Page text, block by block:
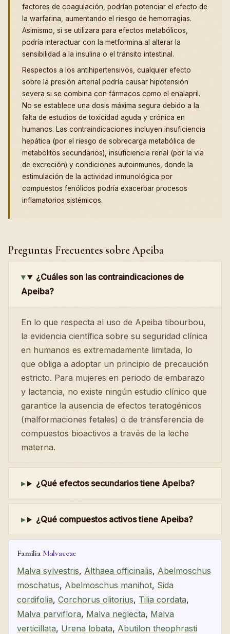
factores de coagulación, podrían potenciar el efecto de
la warfarina, aumentando el riesgo de hemorragias.
Asimismo, si se utilizara para efectos metabólicos,
podría interactuar con la metformina al alterar la
sensibilidad a la insulina o el tránsito intestinal.
Respectos a los antihipertensivos, cualquier efecto
sobre la presión arterial podría causar hipotensión
severa si se combina con fármacos como el enalapril.
No se establece una dosis máxima segura debido a la
falta de estudios de toxicidad aguda y crónica en
humanos. Las contraindicaciones incluyen insuficiencia
hepática (por el riesgo de sobrecarga metabólica de
metabolitos secundarios), insuficiencia renal (por la vía
de excreción) y condiciones autoinmunes, donde la
estimulación de la actividad inmunológica por
compuestos fenólicos podría exacerbar procesos
inflamatorios sistémicos.
Preguntas Frecuentes sobre Apeiba
¿Cuáles son las contraindicaciones de
Apeiba?
En lo que respecta al uso de Apeiba tibourbou,
la evidencia científica sobre su seguridad clínica
en humanos es extremadamente limitada, lo
que obliga a adoptar un principio de precaución
estricto. Para mujeres en periodo de embarazo
y lactancia, no existe ningún estudio clínico que
garantice la ausencia de efectos teratogénicos
(malformaciones fetales) o de transferencia de
compuestos bioactivos a través de la leche
materna.
¿Qué efectos secundarios tiene Apeiba?
¿Qué compuestos activos tiene Apeiba?
Familia Malvaceae
Malva sylvestris, Althaea officinalis, Abelmoschus
moschatus, Abelmoschus manihot, Sida
cordifolia, Corchorus olitorius, Tilia cordata,
Malva parviflora, Malva neglecta, Malva
verticillata, Urena lobata, Abutilon theophrasti